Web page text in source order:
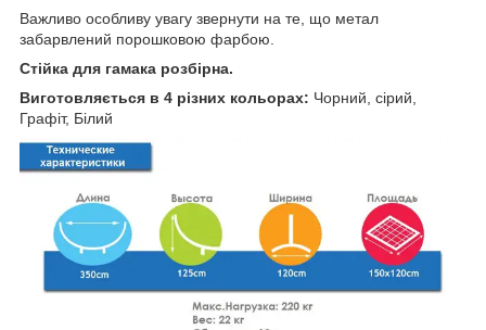
Важливо особливу увагу звернути на те, що метал
забарвлений порошковою фарбою.
Стійка для гамака розбірна.
Виготовляється в 4 різних кольорах: Чорний, сірий,
Графіт, Білий